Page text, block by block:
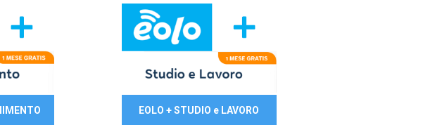
29,90€/mese
EOLO + STUDIO e LAVORO